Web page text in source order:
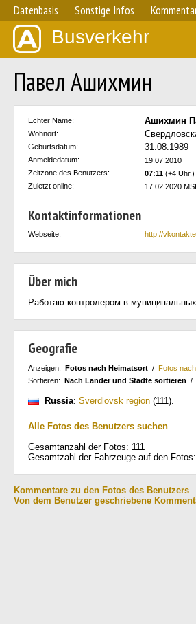
Datenbasis Sonstige Infos
Busverkehr
Павел Ашихмин
Echter Name: Ашихмин
Wohnort:
Geburtsdatum: 31.08.1989
Anmeldedatum:
19.07.2010
Zeitzone des Benutzers:
07:11 (+4 Uhr.)
Zuletzt online:
17.02.2020
Kontaktinformationen
Webseite: http://
Über mich
Работаю контролером в
Geografie
Anzeigen: Fotos nach Heimatsort / Fotos
Sortieren: Nach Länder und Städte sortieren /
Russia: Sverdlovsk region (111).
Alle Fotos des Benutzers suchen
Gesamtanzahl der Fotos: 111
Gesamtzahl der Fahrzeuge auf den Fotos:
Kommentare zu den Fotos des Benutzers
Von dem Benutzer geschriebene